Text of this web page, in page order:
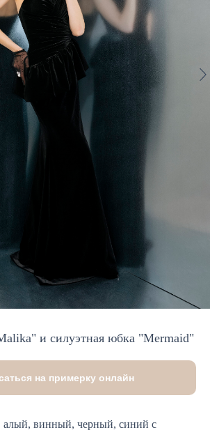
и силуэтная юбка "Mermaid"
на примерку онлайн
алый, винный, черный, синий c